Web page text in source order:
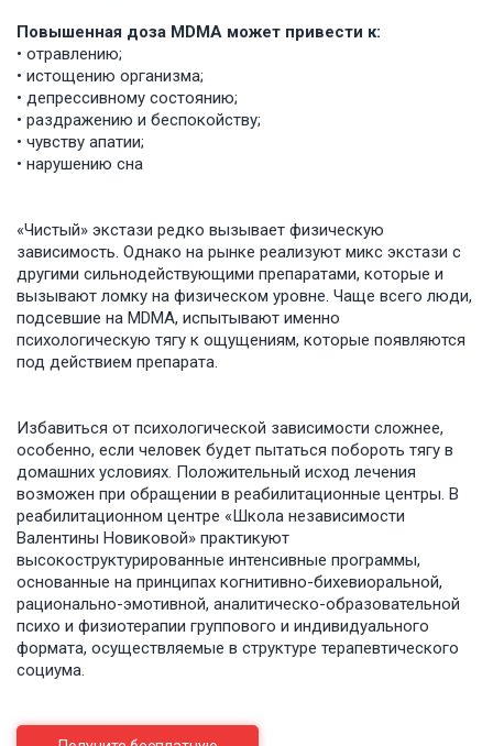
Повышенная доза MDMA может привести к:
• отравлению;
• истощению организма;
• депрессивному состоянию;
• раздражению и беспокойству;
• чувству апатии;
• нарушению сна
«Чистый» экстази редко вызывает физическую
зависимость. Однако на рынке реализуют микс экстази с
другими сильнодействующими препаратами, которые и
вызывают ломку на физическом уровне. Чаще всего люди,
подсевшие на MDMA, испытывают именно
психологическую тягу к ощущениям, которые появляются
под действием препарата.
Избавиться от психологической зависимости сложнее,
особенно, если человек будет пытаться побороть тягу в
домашних условиях. Положительный исход лечения
возможен при обращении в реабилитационные центры. В
реабилитационном центре «Школа независимости
Валентины Новиковой» практикуют
высокоструктурированные интенсивные программы,
основанные на принципах когнитивно-бихевиоральной,
рационально-эмотивной, аналитическо-образовательной
психо и физиотерапии группового и индивидуального
формата, осуществляемые в структуре терапевтического
социума.